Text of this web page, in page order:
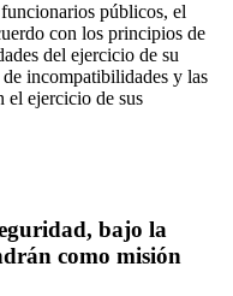
públicos, el
con los principios de
del ejercicio de su
incompatibilidades y las
el ejercicio de sus
bajo la
como misión